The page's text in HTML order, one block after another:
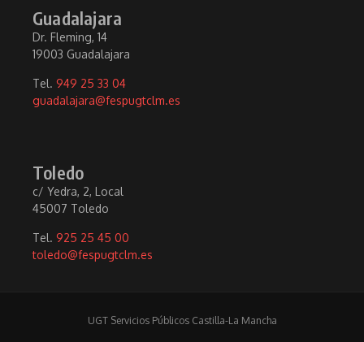
Guadalajara
Dr. Fleming, 14
19003 Guadalajara
Tel. 949 25 33 04
guadalajara@fespugtclm.es
Toledo
c/ Yedra, 2, Local
45007 Toledo
Tel. 925 25 45 00
toledo@fespugtclm.es
UGT Servicios Públicos Castilla-La Mancha